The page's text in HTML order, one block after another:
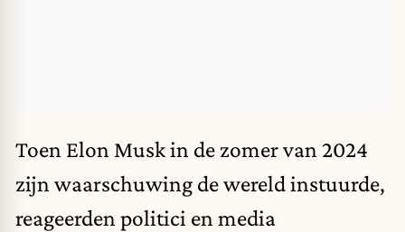
Toen Elon Musk in de zomer van 2024
zijn waarschuwing de wereld instuurde,
reageerden politici en media